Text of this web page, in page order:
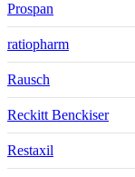
Prospan
ratiopharm
Rausch
Reckitt Benckiser
Restaxil